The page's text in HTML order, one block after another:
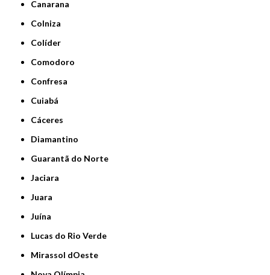
Canarana
Colniza
Colíder
Comodoro
Confresa
Cuiabá
Cáceres
Diamantino
Guarantã do Norte
Jaciara
Juara
Juína
Lucas do Rio Verde
Mirassol dOeste